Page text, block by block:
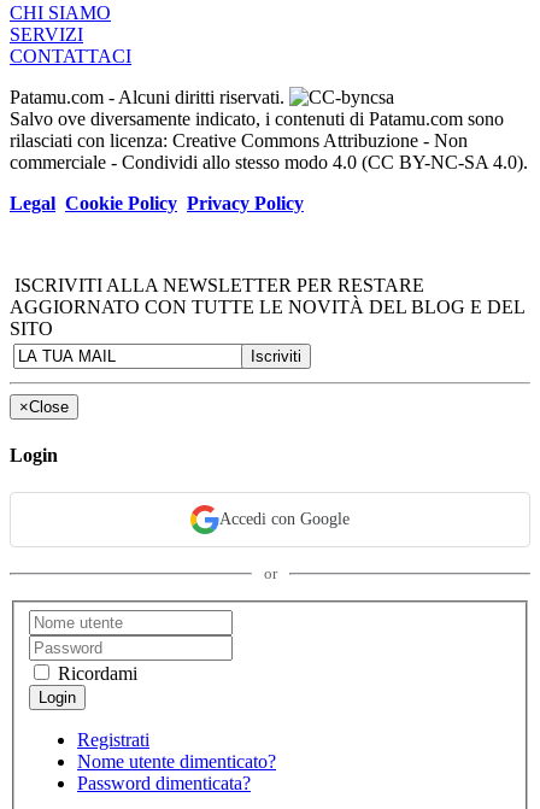
CHI SIAMO
SERVIZI
CONTATTACI
Patamu.com - Alcuni diritti riservati.
Salvo ove diversamente indicato, i contenuti di Patamu.com sono
rilasciati con licenza: Creative Commons Attribuzione - Non
commerciale - Condividi allo stesso modo 4.0 (CC BY-NC-SA 4.0).
Legal Cookie Policy Privacy Policy
ISCRIVITI ALLA NEWSLETTER PER RESTARE
AGGIORNATO CON TUTTE LE NOVITÀ DEL BLOG E DEL
SITO
×Close
Login
Accedi con Google
or
Ricordami
Registrati
Nome utente dimenticato?
Password dimenticata?